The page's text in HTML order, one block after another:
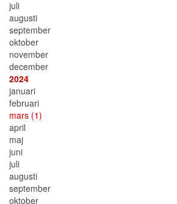
juli
augusti
september
oktober
november
december
2024
januari
februari
mars (1)
april
maj
juni
juli
augusti
september
oktober